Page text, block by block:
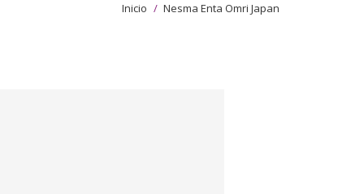
Estás aquí:
Inicio Nesma Enta Omri Japan